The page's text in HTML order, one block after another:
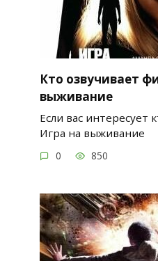
Кто озвучивает
выживание
Если вас интересует
Игра на выживание
0 850